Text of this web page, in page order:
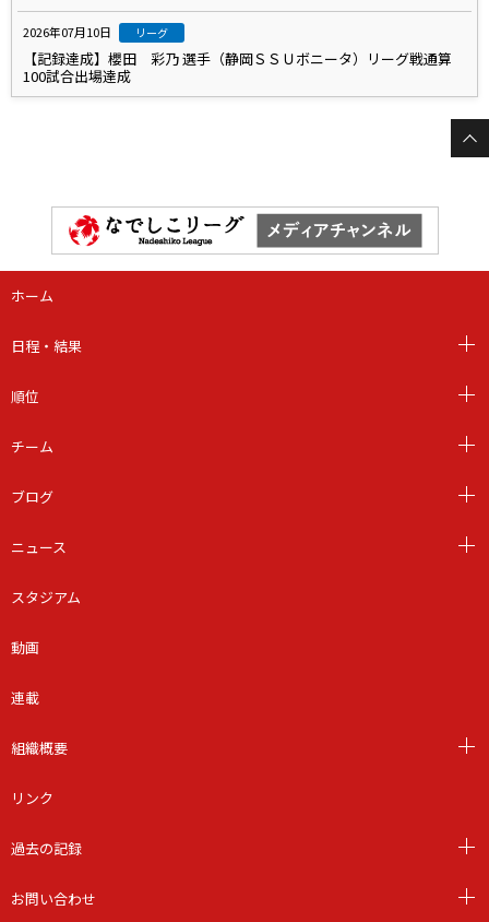
2026年07月10日 リーグ
【記録達成】櫻田 彩乃 選手（静岡ＳＳＵボニータ）リーグ戦通算
100試合出場達成
ホーム
日程・結果
順位
チーム
ブログ
ニュース
スタジアム
動画
連載
組織概要
リンク
過去の記録
お問い合わせ